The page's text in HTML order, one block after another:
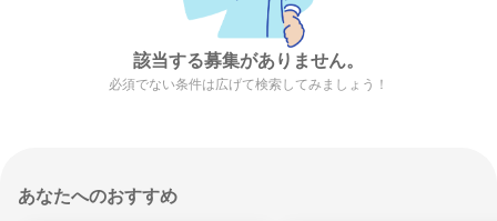
該当する募集がありません。
必須でない条件は広げて検索してみましょう！
あなたへのおすすめ